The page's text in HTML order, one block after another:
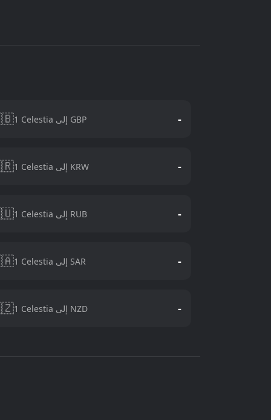
1 Celestia إلى GBP -
1 Celestia إلى KRW -
1 Celestia إلى RUB -
1 Celestia إلى SAR -
1 Celestia إلى NZD -